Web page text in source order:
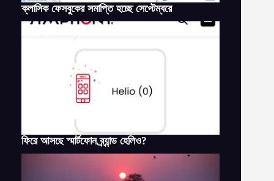
ক্লাসিক ফেসবুকের সমাপ্তি হচ্ছে সেপ্টেম্বরে
ফিরে আসছে স্মার্টফোন ব্র্যান্ড হেলিও?